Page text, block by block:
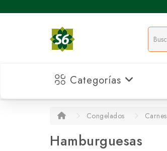
Categorías
Congelados Carnes
Hamburguesas